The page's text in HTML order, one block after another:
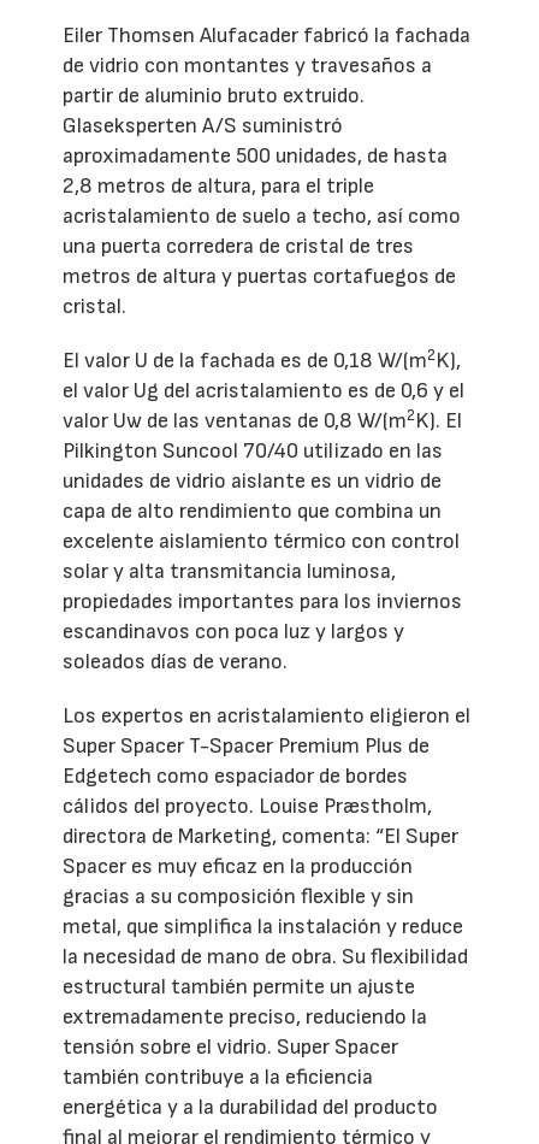
Eiler Thomsen Alufacader fabricó la fachada
de vidrio con montantes y travesaños a
partir de aluminio bruto extruido.
Glaseksperten A/S suministró
aproximadamente 500 unidades, de hasta
2,8 metros de altura, para el triple
acristalamiento de suelo a techo, así como
una puerta corredera de cristal de tres
metros de altura y puertas cortafuegos de
cristal.
El valor U de la fachada es de 0,18 W/(m2K),
el valor Ug del acristalamiento es de 0,6 y el
valor Uw de las ventanas de 0,8 W/(m2K). El
Pilkington Suncool 70/40 utilizado en las
unidades de vidrio aislante es un vidrio de
capa de alto rendimiento que combina un
excelente aislamiento térmico con control
solar y alta transmitancia luminosa,
propiedades importantes para los inviernos
escandinavos con poca luz y largos y
soleados días de verano.
Los expertos en acristalamiento eligieron el
Super Spacer T-Spacer Premium Plus de
Edgetech como espaciador de bordes
cálidos del proyecto. Louise Præstholm,
directora de Marketing, comenta: “El Super
Spacer es muy eficaz en la producción
gracias a su composición flexible y sin
metal, que simplifica la instalación y reduce
la necesidad de mano de obra. Su flexibilidad
estructural también permite un ajuste
extremadamente preciso, reduciendo la
tensión sobre el vidrio. Super Spacer
también contribuye a la eficiencia
energética y a la durabilidad del producto
final al mejorar el rendimiento térmico y